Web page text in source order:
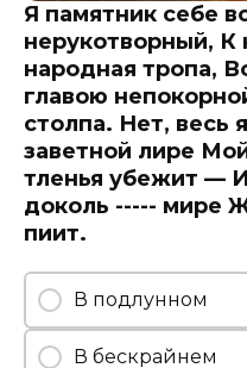
Я памятник себе
нерукотворный, К
народная тропа,
главою
столпа. Нет, весь
заветной лире
тленья убежит —
доколь ----- мире
пиит.
В подлунном
В бескрайнем